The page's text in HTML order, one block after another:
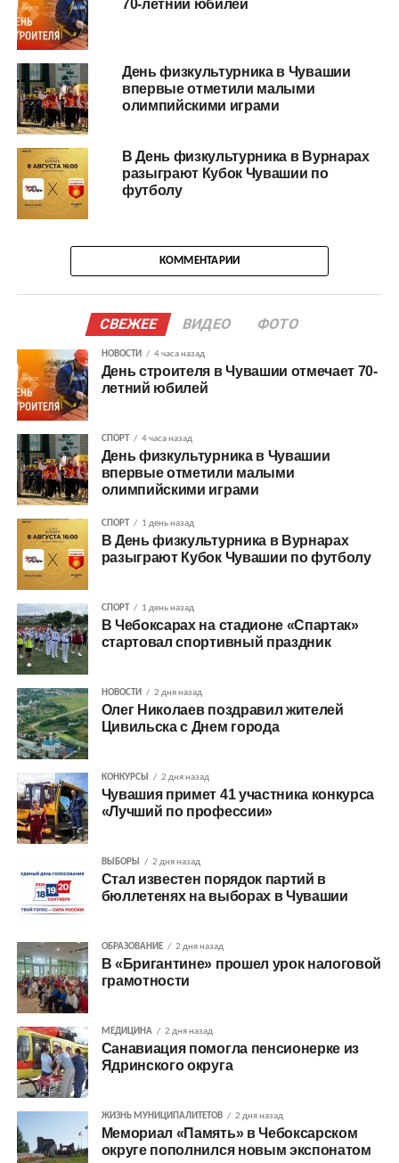
70-летний юбилей
День физкультурника в Чувашии
впервые отметили малыми
олимпийскими играми
В День физкультурника в Вурнарах
разыграют Кубок Чувашии по
футболу
КОММЕНТАРИИ
СВЕЖЕЕ ВИДЕО ФОТО
НОВОСТИ 4 часа назад
День строителя в Чувашии отмечает 70-
летний юбилей
СПОРТ 4 часа назад
День физкультурника в Чувашии
впервые отметили малыми
олимпийскими играми
СПОРТ 1 день назад
В День физкультурника в Вурнарах
разыграют Кубок Чувашии по футболу
СПОРТ 1 день назад
В Чебоксарах на стадионе «Спартак»
стартовал спортивный праздник
НОВОСТИ 2 дня назад
Олег Николаев поздравил жителей
Цивильска с Днем города
КОНКУРСЫ 2 дня назад
Чувашия примет 41 участника конкурса
«Лучший по профессии»
ВЫБОРЫ 2 дня назад
Стал известен порядок партий в
бюллетенях на выборах в Чувашии
ОБРАЗОВАНИЕ 2 дня назад
В «Бригантине» прошел урок налоговой
грамотности
МЕДИЦИНА 2 дня назад
Санавиация помогла пенсионерке из
Ядринского округа
ЖИЗНЬ МУНИЦИПАЛИТЕТОВ 2 дня назад
Мемориал «Память» в Чебоксарском
округе пополнился новым экспонатом